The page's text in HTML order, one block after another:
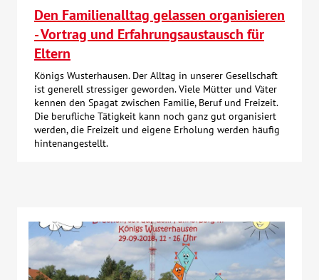
Den Familienalltag gelassen organisieren
- Vortrag und Erfahrungsaustausch für
Eltern
Königs Wusterhausen. Der Alltag in unserer Gesellschaft
ist generell stressiger geworden. Viele Mütter und Väter
kennen den Spagat zwischen Familie, Beruf und Freizeit.
Die berufliche Tätigkeit kann noch ganz gut organisiert
werden, die Freizeit und eigene Erholung werden häufig
hintenangestellt.